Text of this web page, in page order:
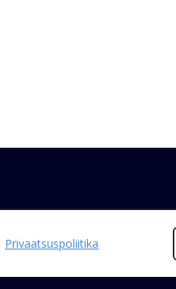
mida
Privaatsuspoliitika